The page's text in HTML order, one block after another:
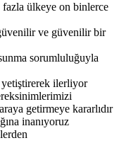
fazla ülkeye on binlerce
ve güvenilir bir
sorumluluğuyla
ilerliyor
getirmeye kararlıdır
inanıyoruz